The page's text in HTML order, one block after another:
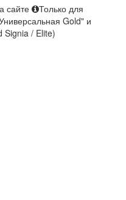
сайте
Только для
Gold" и
Signia / Elite)